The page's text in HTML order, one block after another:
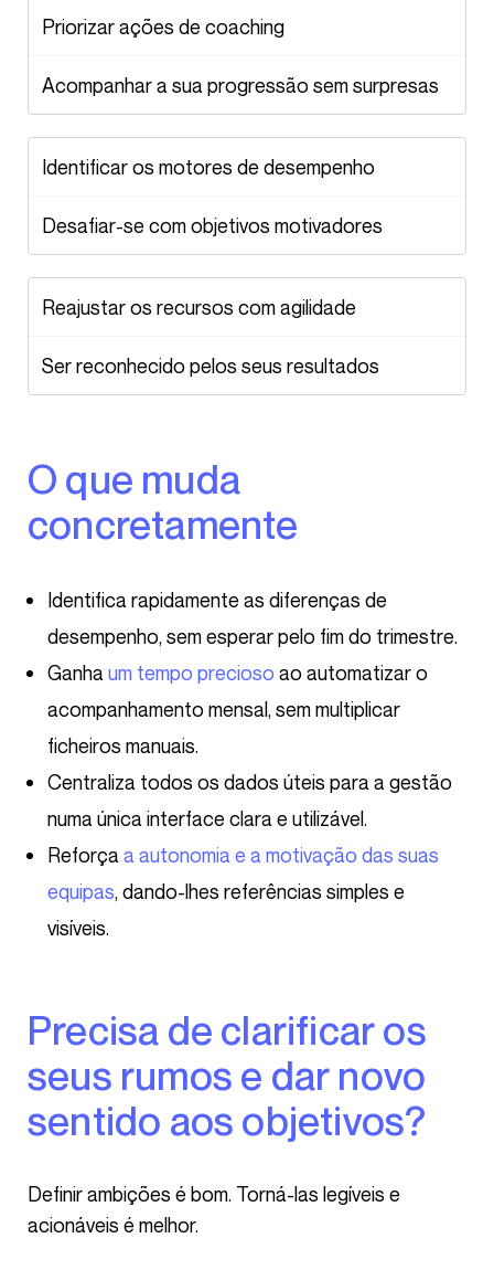
Priorizar ações de coaching
Acompanhar a sua progressão sem surpresas
Identificar os motores de desempenho
Desafiar-se com objetivos motivadores
Reajustar os recursos com agilidade
Ser reconhecido pelos seus resultados
O que muda
concretamente
Identifica rapidamente as diferenças de
desempenho, sem esperar pelo fim do trimestre.
Ganha um tempo precioso ao automatizar o
acompanhamento mensal, sem multiplicar
ficheiros manuais.
Centraliza todos os dados úteis para a gestão
numa única interface clara e utilizável.
Reforça a autonomia e a motivação das suas
equipas, dando-lhes referências simples e
visíveis.
Precisa de clarificar os
seus rumos e dar novo
sentido aos objetivos?
Definir ambições é bom. Torná-las legíveis e
acionáveis é melhor.